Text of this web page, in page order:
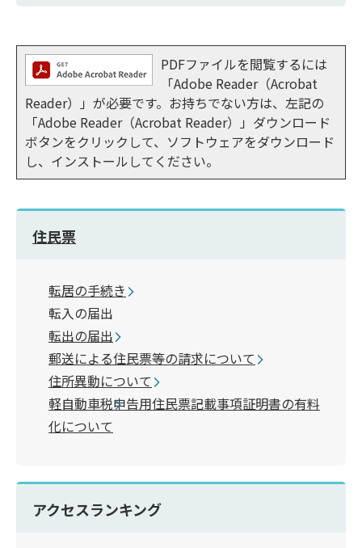
PDFファイルを閲覧するには
「Adobe Reader（Acrobat
Reader）」が必要です。お持ちでない方は、左記の
「Adobe Reader（Acrobat Reader）」ダウンロード
ボタンをクリックして、ソフトウェアをダウンロード
し、インストールしてください。
住民票
転居の手続き
転入の届出
転出の届出
郵送による住民票等の請求について
住所異動について
軽自動車税申告用住民票記載事項証明書の有料
化について
アクセスランキング